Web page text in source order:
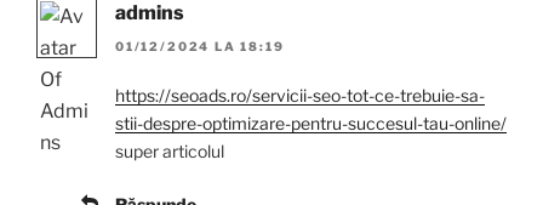
admins
01/12/2024 LA 18:19
https://seoads.ro/servicii-seo-tot-ce-trebuie-sa-
stii-despre-optimizare-pentru-succesul-tau-online/
super articolul